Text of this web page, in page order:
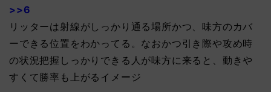
>>6
リッターは射線がしっかり通る場所かつ、味方のカバ
ーできる位置をわかってる。なおかつ引き際や攻め時
の状況把握しっかりできる人が味方に来ると、動きや
すくて勝率も上がるイメージ